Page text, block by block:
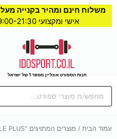
משלוח חינם ומהיר בקנייה מעל 199₪
אישי ומקצועי 9:00-21:30
חנות הספורט אונליין מספר 1 של ישראל
Products
search
עמוד הבית / מוצרים המתויגים “MOBILE PLUS”